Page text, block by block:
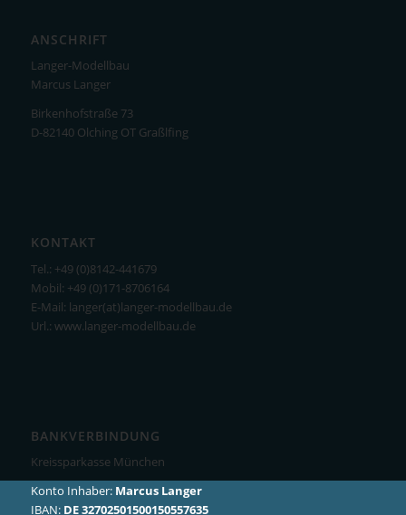
ANSCHRIFT
Langer-Modellbau
Marcus Langer
Birkenhofstraße 73
D-82140 Olching OT Graßlfing
KONTAKT
Tel.: +49 (0)8142-441679
Mobil: +49 (0)171-8706164
E-Mail: langer(at)langer-modellbau.de
Url.: www.langer-modellbau.de
BANKVERBINDUNG
Kreissparkasse München
Konto Inhaber: Marcus Langer
IBAN: DE 32702501500150557635